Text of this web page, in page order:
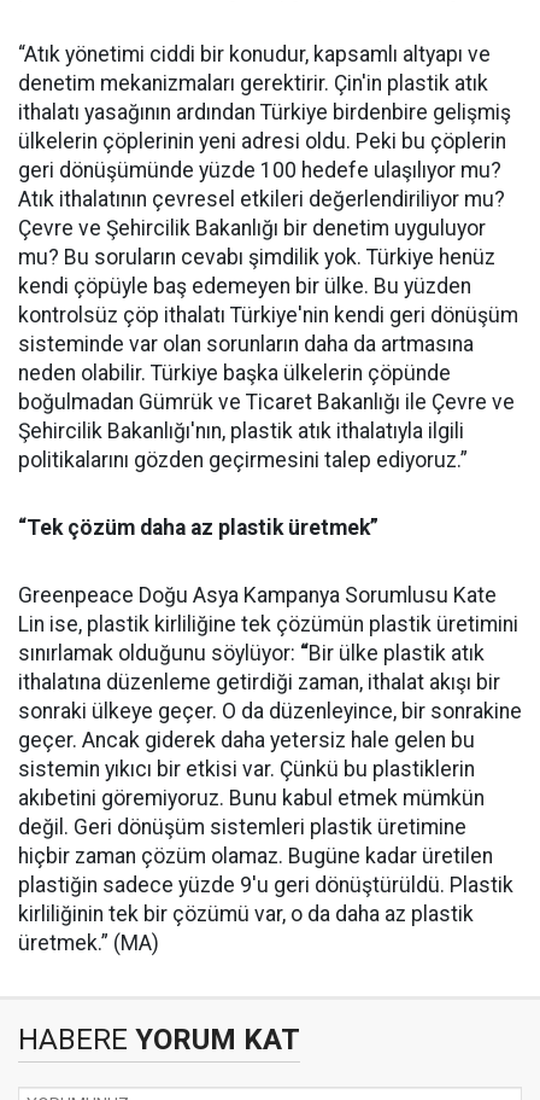
“Atık yönetimi ciddi bir konudur, kapsamlı altyapı ve
denetim mekanizmaları gerektirir. Çin'in plastik atık
ithalatı yasağının ardından Türkiye birdenbire gelişmiş
ülkelerin çöplerinin yeni adresi oldu. Peki bu çöplerin
geri dönüşümünde yüzde 100 hedefe ulaşılıyor mu?
Atık ithalatının çevresel etkileri değerlendiriliyor mu?
Çevre ve Şehircilik Bakanlığı bir denetim uyguluyor
mu? Bu soruların cevabı şimdilik yok. Türkiye henüz
kendi çöpüyle baş edemeyen bir ülke. Bu yüzden
kontrolsüz çöp ithalatı Türkiye'nin kendi geri dönüşüm
sisteminde var olan sorunların daha da artmasına
neden olabilir. Türkiye başka ülkelerin çöpünde
boğulmadan Gümrük ve Ticaret Bakanlığı ile Çevre ve
Şehircilik Bakanlığı'nın, plastik atık ithalatıyla ilgili
politikalarını gözden geçirmesini talep ediyoruz.”
“Tek çözüm daha az plastik üretmek”
Greenpeace Doğu Asya Kampanya Sorumlusu Kate
Lin ise, plastik kirliliğine tek çözümün plastik üretimini
sınırlamak olduğunu söylüyor: “Bir ülke plastik atık
ithalatına düzenleme getirdiği zaman, ithalat akışı bir
sonraki ülkeye geçer. O da düzenleyince, bir sonrakine
geçer. Ancak giderek daha yetersiz hale gelen bu
sistemin yıkıcı bir etkisi var. Çünkü bu plastiklerin
akıbetini göremiyoruz. Bunu kabul etmek mümkün
değil. Geri dönüşüm sistemleri plastik üretimine
hiçbir zaman çözüm olamaz. Bugüne kadar üretilen
plastiğin sadece yüzde 9'u geri dönüştürüldü. Plastik
kirliliğinin tek bir çözümü var, o da daha az plastik
üretmek.” (MA)
HABERE YORUM KAT